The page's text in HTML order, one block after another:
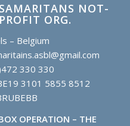
NOT-
ORG.
– Belgium
330 330
3101 5855 8512
OPERATION – THE